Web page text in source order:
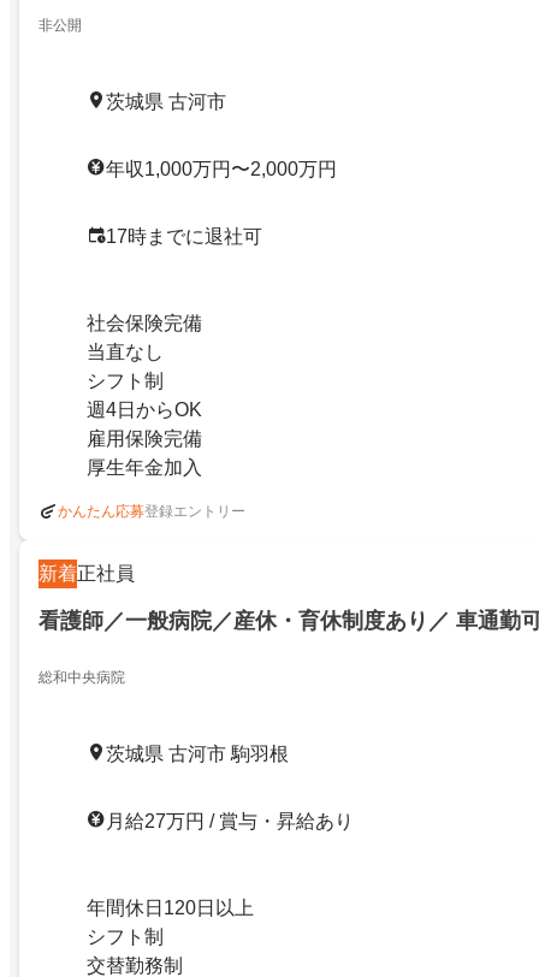
非公開
茨城県 古河市
年収1,000万円〜2,000万円
17時までに退社可
社会保険完備
当直なし
シフト制
週4日からOK
雇用保険完備
厚生年金加入
かんたん応募登録エントリー
新着正社員
看護師／一般病院／産休・育休制度あり／ 車通勤
総和中央病院
茨城県 古河市 駒羽根
月給27万円 / 賞与・昇給あり
年間休日120日以上
シフト制
交替勤務制